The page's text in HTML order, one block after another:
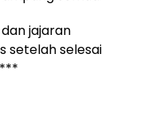
jajaran
setelah selesai